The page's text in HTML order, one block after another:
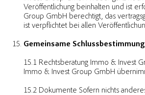
Veröffentlichung beinhalten und ist
Group GmbH berechtigt, das
ist verpflichtet bei allen
Gemeinsame
15.1 Rechtsberatung Immo & Invest
Immo & Invest Group GmbH
15.2 Dokumente Sofern nichts